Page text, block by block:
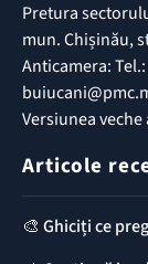
Pretura
mun. Chișinău,
Anticamera:
Versiunea
Articole
🎨 Ghiciți ce